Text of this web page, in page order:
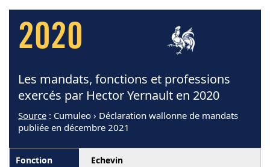
2020
Les mandats, fonctions et professions
exercés par Hector Yernault en 2020
Source : Cumuleo › Déclaration wallonne de mandats
publiée en décembre 2021
Echevin